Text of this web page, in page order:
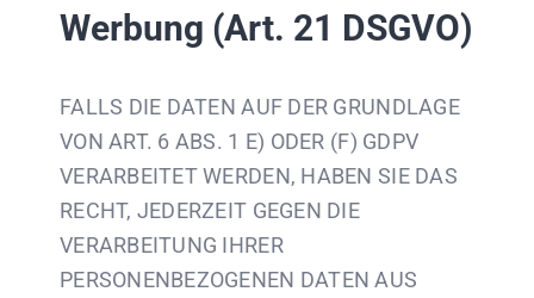
Werbung (Art. 21 DSGVO)
FALLS DIE DATEN AUF DER GRUNDLAGE
VON ART. 6 ABS. 1 E) ODER (F) GDPV
VERARBEITET WERDEN, HABEN SIE DAS
RECHT, JEDERZEIT GEGEN DIE
VERARBEITUNG IHRER
PERSONENBEZOGENEN DATEN AUS